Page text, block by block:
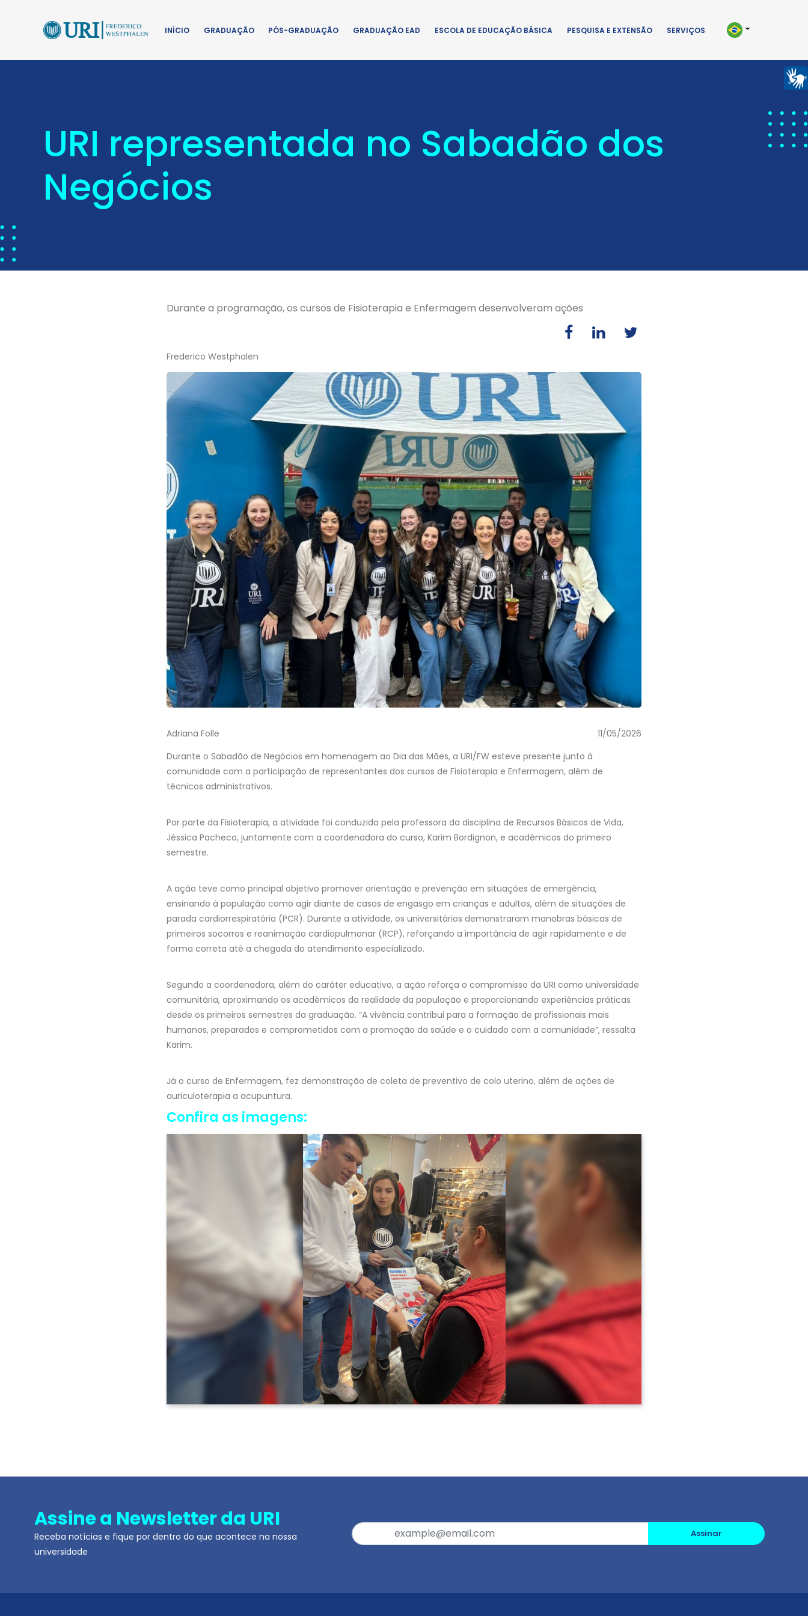
INÍCIO GRADUAÇÃO PÓS-GRADUAÇÃO GRADUAÇÃO EAD ESCOLA DE EDUCAÇÃO BÁSICA PESQUISA E EXTENSÃO SERVIÇOS
URI representada no Sabadão dos
Negócios
Durante a programação, os cursos de Fisioterapia e Enfermagem desenvolveram ações
Frederico Westphalen
Adriana Folle
11/05/2026
Durante o Sabadão de Negócios em homenagem ao Dia das Mães, a URI/FW esteve presente junto à
comunidade com a participação de representantes dos cursos de Fisioterapia e Enfermagem, além de
técnicos administrativos.
Por parte da Fisioterapia, a atividade foi conduzida pela professora da disciplina de Recursos Básicos de Vida,
Jéssica Pacheco, juntamente com a coordenadora do curso, Karim Bordignon, e acadêmicos do primeiro
semestre.
A ação teve como principal objetivo promover orientação e prevenção em situações de emergência,
ensinando à população como agir diante de casos de engasgo em crianças e adultos, além de situações de
parada cardiorrespiratória (PCR). Durante a atividade, os universitários demonstraram manobras básicas de
primeiros socorros e reanimação cardiopulmonar (RCP), reforçando a importância de agir rapidamente e de
forma correta até a chegada do atendimento especializado.
Segundo a coordenadora, além do caráter educativo, a ação reforça o compromisso da URI como universidade
comunitária, aproximando os acadêmicos da realidade da população e proporcionando experiências práticas
desde os primeiros semestres da graduação. “A vivência contribui para a formação de profissionais mais
humanos, preparados e comprometidos com a promoção da saúde e o cuidado com a comunidade”, ressalta
Karim.
Já o curso de Enfermagem, fez demonstração de coleta de preventivo de colo uterino, além de ações de
auriculoterapia a acupuntura.
Confira as imagens:
Assine a Newsletter da URI
Receba notícias e fique por dentro do que acontece na nossa
universidade
Assinar